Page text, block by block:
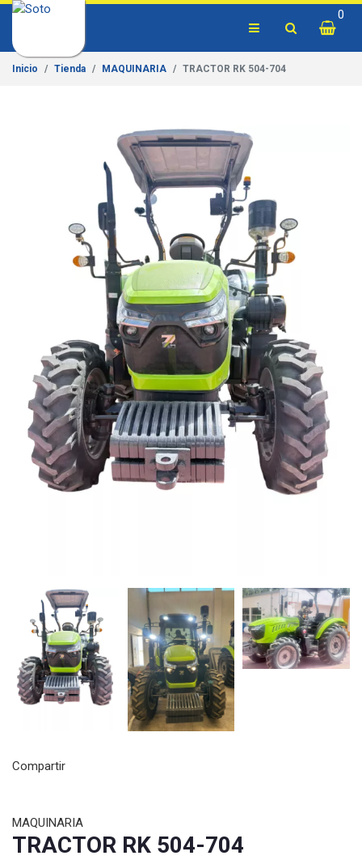
0
Inicio Tienda MAQUINARIA TRACTOR RK 504-704
Previous
Compartir
MAQUINARIA
TRACTOR RK 504-704